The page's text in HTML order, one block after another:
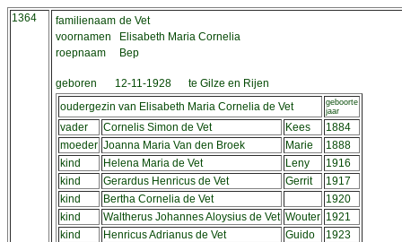
1364 familienaam de Vet
voornamen
Elisabeth Maria Cornelia
roepnaam
Bep
geboren 12-11-1928
te Gilze en Rijen
oudergezin van Elisabeth Maria Cornelia de Vet
geboorte
jaar
vader Cornelis Simon de Vet Kees
1884
moeder Joanna Maria Van den Broek Marie
1888
kind
Helena Maria de Vet Leny
1916
kind
Gerardus Henricus de Vet Gerrit
1917
kind
Bertha Cornelia de Vet
1920
kind
Waltherus Johannes Aloysius de Vet Wouter 1921
kind
Henricus Adrianus de Vet Guido
1923